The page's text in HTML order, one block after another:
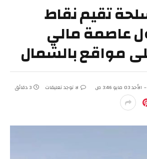
تقيم نقاط
عاصمة مالي
مواقع بالشمال
الأحد 03 مايو 3:46 ص لا توجد تعليقات 3 دقائق